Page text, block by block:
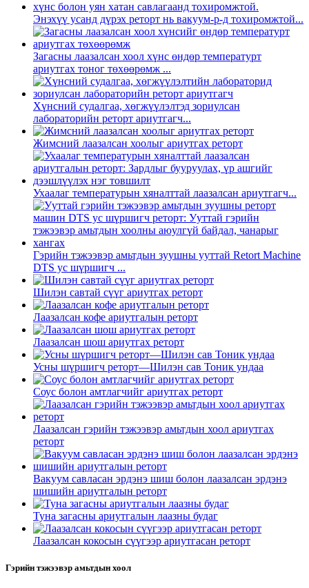
Энэхүү усанд дүрэх реторт нь вакуум-p-д тохиромжтой...
Загасны лаазалсан хоол хүнс өндөр температурт
ариутгах тоног төхөөрөмж ...
Хүнсний судалгаа, хөгжүүлэлтэд зориулсан
лабораторийн реторт ариутгагч...
Жимсний лаазалсан хоолыг ариутгах реторт
Ухаалаг температурын хяналттай лаазалсан ариутгагч...
Гэрийн тэжээвэр амьтдын зуушны ууттай Retort Machine
DTS ус шүршигч ...
Шилэн савтай сүүг ариутгах реторт
Лаазалсан кофе ариутгалын реторт
Лаазалсан шош ариутгах реторт
Усны шүршигч реторт—Шилэн сав Тоник ундаа
Соус болон амтлагчийг ариутгах реторт
Лаазалсан гэрийн тэжээвэр амьтдын хоол ариутгах
реторт
Вакуум савласан эрдэнэ шиш болон лаазалсан эрдэнэ
шишийн ариутгалын реторт
Туна загасны ариутгалын лаазны будаг
Лаазалсан кокосын сүүгээр ариутгасан реторт
Гэрийн тэжээвэр амьтдын хоол